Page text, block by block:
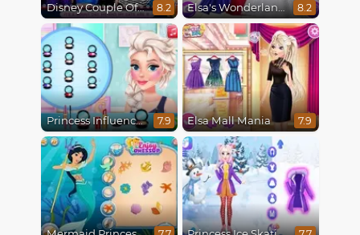
Disney Couple Of The Year 8.2 Elsa's Wonderland Wedding 8.2
Princess Influencer Winter Wonderland 7.9 Elsa Mall Mania 7.9